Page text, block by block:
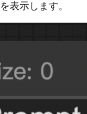
表示します。